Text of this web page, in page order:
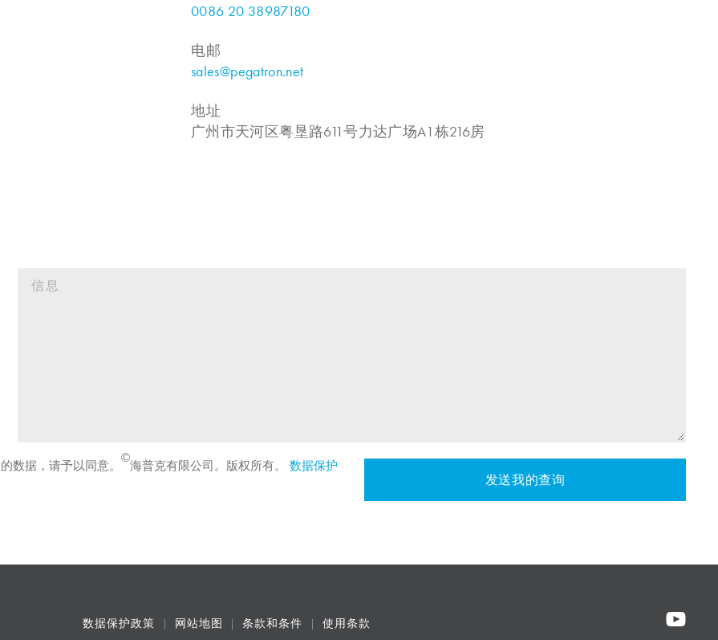
0086 20 38987180
电邮
sales@pegatron.net
地址
广州市天河区粤垦路611号力达广场A1栋216房
数据，请予以同意。
©
海普克有限公司。版权所有。 数据保护
发送我的查询
数据保护政策 网站地图 条款和条件 使用条款